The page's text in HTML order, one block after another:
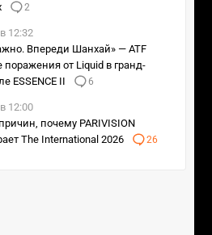
2
12:32
Впереди Шанхай» — ATF
поражения от Liquid в гранд-
ESSENCE II
6
12:00
почему PARIVISION
The International 2026
26